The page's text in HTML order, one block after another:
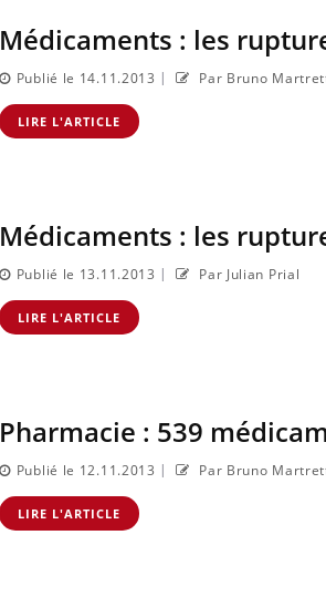
Médicaments : les
Publié le 14.11.2013 | Par Bruno
LIRE L'ARTICLE
Médicaments : les
Publié le 13.11.2013 | Par Julian Prial
LIRE L'ARTICLE
Pharmacie : 539
Publié le 12.11.2013 | Par Bruno
LIRE L'ARTICLE